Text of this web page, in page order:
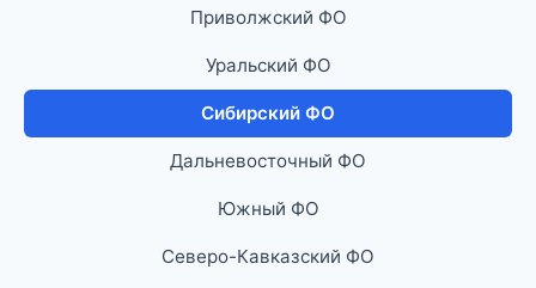
Приволжский ФО
Уральский ФО
Сибирский ФО
Дальневосточный ФО
Южный ФО
Северо-Кавказский ФО